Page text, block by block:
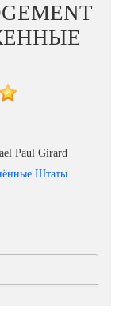
Paul Girard
Штаты